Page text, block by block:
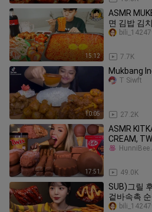
15:12
ASMR
면 김밥 김
& KIMBAP
7.7K
10:05
Mukbang
27.2K
T Siwft
17:51
ASMR
CREAM,
DIP
49.0K
HunniBee
SUB)그릴
겉바속촉
부어치킨